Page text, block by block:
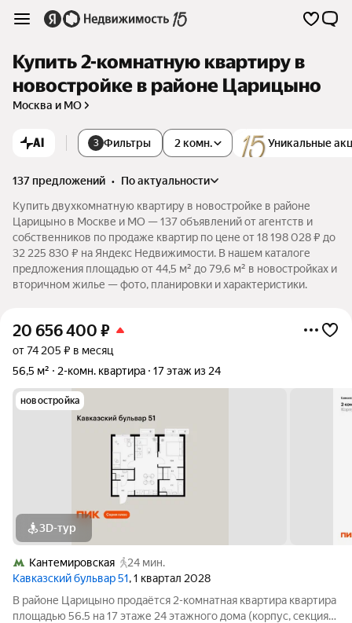
Купить 2-комнатную квартиру в
новостройке в районе Царицыно
Москва и МО
AI 3 Фильтры Уникальные
2 комн.
137 предложений •
по актуальности
Купить двухкомнатную квартиру в новостройке в районе
Царицыно в Москве и МО — 137 объявлений от агентств и
собственников по продаже квартир по цене от 18 198 028 ₽ до
32 225 830 ₽ на Яндекс Недвижимости. В нашем каталоге
предложения площадью от 44,5 м² до 79,6 м² в новостройках и
вторичном жилье — фото, планировки и характеристики.
20 656 400 ₽
от 74 205 ₽ в месяц
56,5 м²
2-комн. квартира 17 этаж из 24
новостройка
3D-тур
Кантемировская
24 мин.
Кавказский бульвар 51, 1 квартал 2028
В районе Царицыно продаётся 2-комнатная квартира квартира
площадью 56.5 на 17 этаже 24 этажного дома (корпус, секция)